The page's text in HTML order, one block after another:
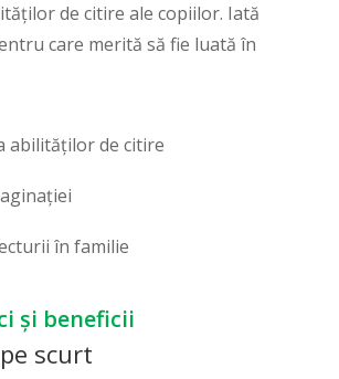
de citire ale copiilor. Iată
care merită să fie luată în
abilităților de citire
în familie
și beneficii
scurt